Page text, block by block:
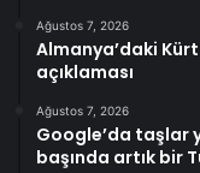
Ağustos 7, 2026
Almanya’daki
açıklaması
Ağustos 7, 2026
Google’da taşlar
başında artık bir